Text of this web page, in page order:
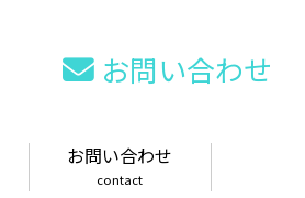
お問い合わせ
お問い合わせ
contact